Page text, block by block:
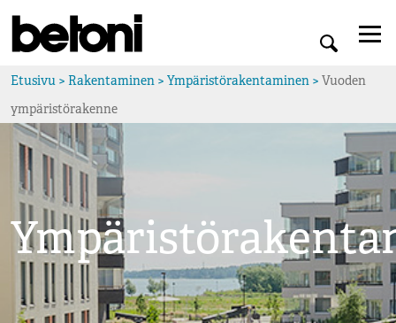
Etusivu > Rakentaminen > Ympäristörakentaminen > Vuoden
ympäristörakenne